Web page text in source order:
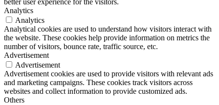
better user experience for the visitors.
Analytics
Analytics
Analytical cookies are used to understand how visitors interact with
the website. These cookies help provide information on metrics the
number of visitors, bounce rate, traffic source, etc.
Advertisement
Advertisement
Advertisement cookies are used to provide visitors with relevant ads
and marketing campaigns. These cookies track visitors across
websites and collect information to provide customized ads.
Others